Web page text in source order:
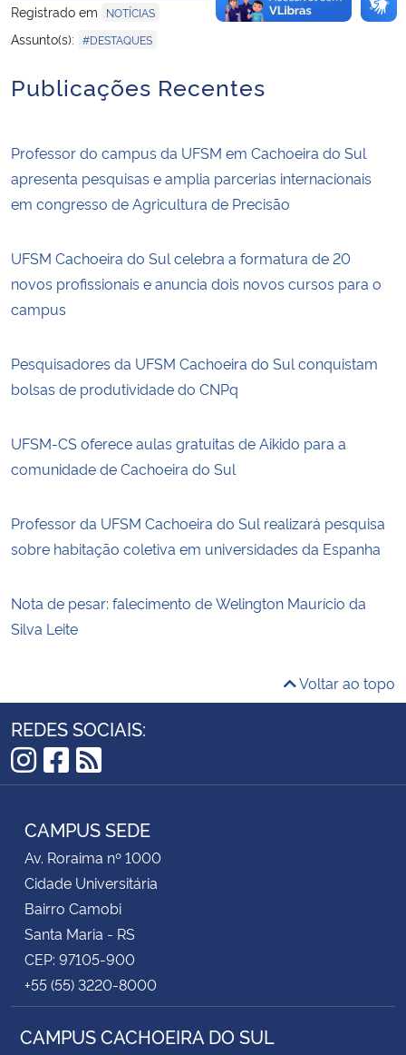
Registrado em
NOTÍCIAS
Assunto(s): #DESTAQUES
Publicações Recentes
Professor do campus da UFSM em Cachoeira do Sul
apresenta pesquisas e amplia parcerias internacionais
em congresso de Agricultura de Precisão
UFSM Cachoeira do Sul celebra a formatura de 20
novos profissionais e anuncia dois novos cursos para o
campus
Pesquisadores da UFSM Cachoeira do Sul conquistam
bolsas de produtividade do CNPq
UFSM-CS oferece aulas gratuitas de Aikido para a
comunidade de Cachoeira do Sul
Professor da UFSM Cachoeira do Sul realizará pesquisa
sobre habitação coletiva em universidades da Espanha
Nota de pesar: falecimento de Welington Maurício da
Silva Leite
Voltar ao topo
REDES SOCIAIS:
Instagram
Facebook
RSS
CAMPUS SEDE
Av. Roraima nº 1000
Cidade Universitária
Bairro Camobi
Santa Maria - RS
CEP: 97105-900
+55 (55) 3220-8000
CAMPUS CACHOEIRA DO SUL